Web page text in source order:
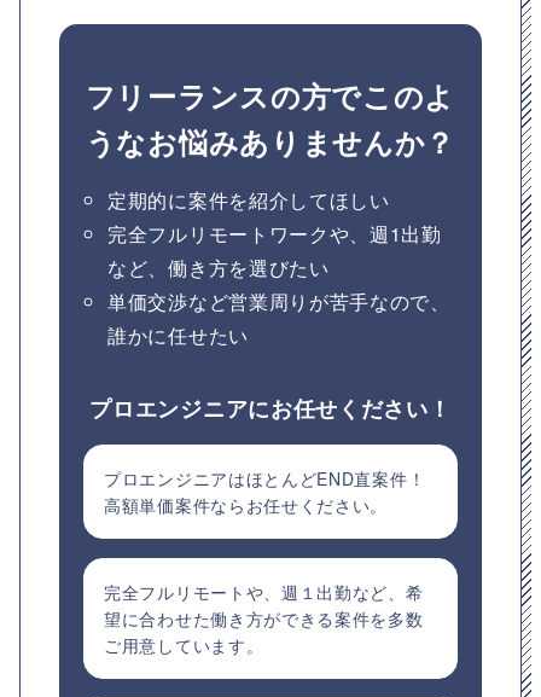
フリーランスの方でこのよ
うなお悩みありませんか？
定期的に案件を紹介してほしい
完全フルリモートワークや、週1出勤
など、働き方を選びたい
単価交渉など営業周りが苦手なので、
誰かに任せたい
プロエンジニアにお任せください！
プロエンジニアはほとんどEND直案件！
高額単価案件ならお任せください。
完全フルリモートや、週１出勤など、希
望に合わせた働き方ができる案件を多数
ご用意しています。